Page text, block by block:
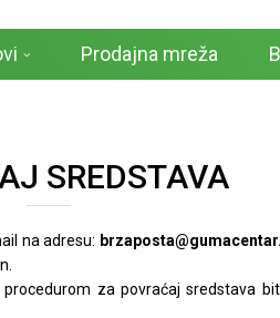
Prodajna mreža
SREDSTAVA
na adresu:
za povraćaj sredstava